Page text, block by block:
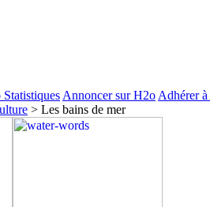
Annoncer sur H2o Adhérer
> Les bains de mer